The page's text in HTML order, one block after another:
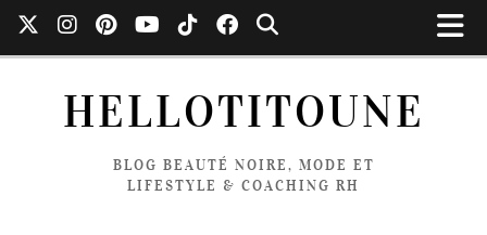
HELLOTITOUNE
BLOG BEAUTÉ NOIRE, MODE ET
LIFESTYLE & COACHING RH